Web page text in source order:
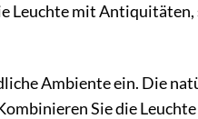
Leuchte mit
Ambiente ein. Die
Sie die